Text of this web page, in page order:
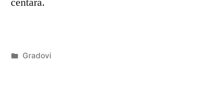
Објављено
Gradovi